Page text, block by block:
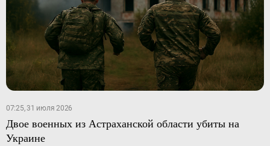
07:25, 31 июля 2026
Двое военных из Астраханской области убиты на
Украине